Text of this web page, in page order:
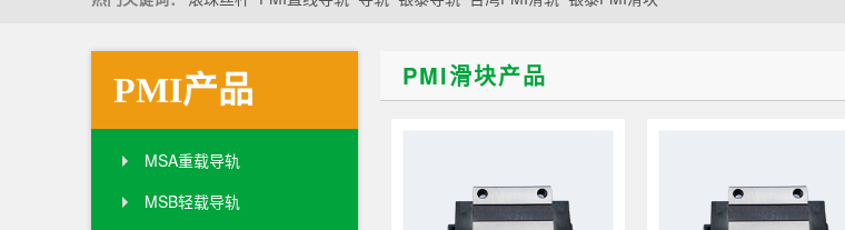
PMI产品
MSA重载导轨
MSB轻载导轨
PMI滑块产品